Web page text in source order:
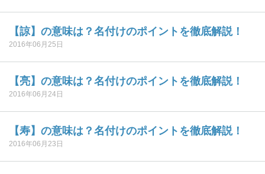
【諒】の意味は？名付けのポイントを徹底解説！
2016年06月25日
【亮】の意味は？名付けのポイントを徹底解説！
2016年06月24日
【寿】の意味は？名付けのポイントを徹底解説！
2016年06月23日